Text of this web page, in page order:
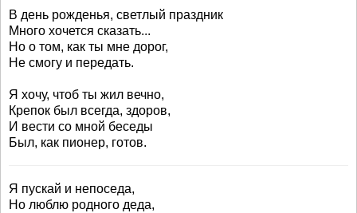
В день рожденья, светлый праздник
Много хочется сказать...
Но о том, как ты мне дорог,
Не смогу и передать.
Я хочу, чтоб ты жил вечно,
Крепок был всегда, здоров,
И вести со мной беседы
Был, как пионер, готов.
Я пускай и непоседа,
Но люблю родного деда,